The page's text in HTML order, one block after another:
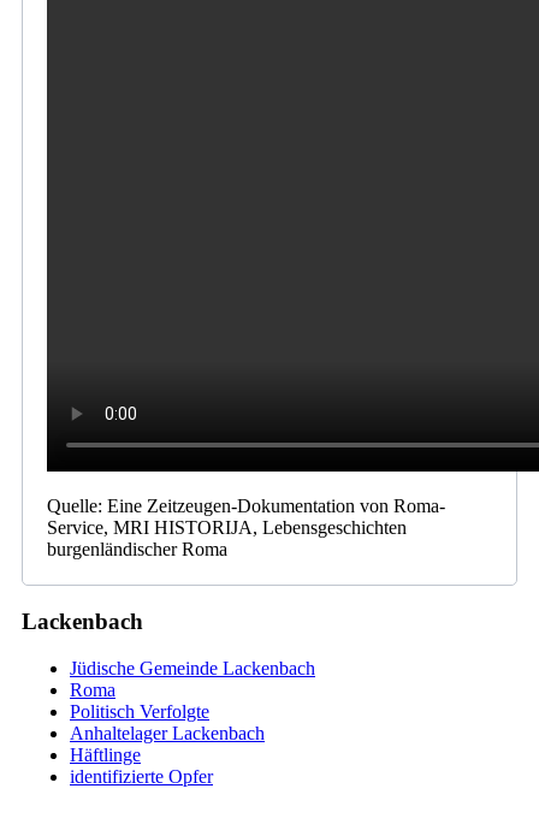
Quelle: Eine Zeitzeugen-Dokumentation von Roma-
Service, MRI HISTORIJA, Lebensgeschichten
burgenländischer Roma
Lackenbach
Jüdische Gemeinde Lackenbach
Roma
Politisch Verfolgte
Anhaltelager Lackenbach
Häftlinge
identifizierte Opfer